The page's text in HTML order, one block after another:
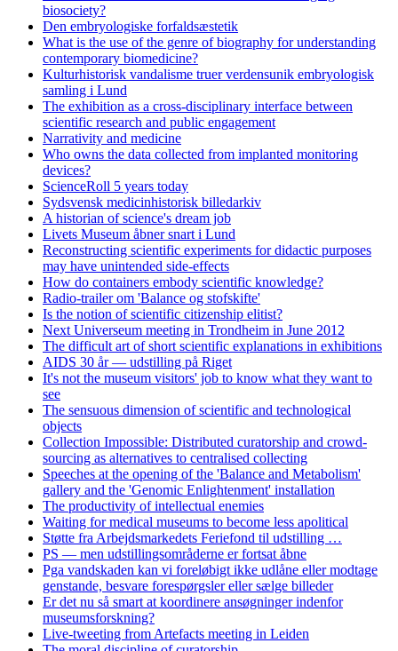
biosociety?
Den embryologiske forfaldsæstetik
What is the use of the genre of biography for understanding
contemporary biomedicine?
Kulturhistorisk vandalisme truer verdensunik embryologisk
samling i Lund
The exhibition as a cross-disciplinary interface between
scientific research and public engagement
Narrativity and medicine
Who owns the data collected from implanted monitoring
devices?
ScienceRoll 5 years today
Sydsvensk medicinhistorisk billedarkiv
A historian of science's dream job
Livets Museum åbner snart i Lund
Reconstructing scientific experiments for didactic purposes
may have unintended side-effects
How do containers embody scientific knowledge?
Radio-trailer om 'Balance og stofskifte'
Is the notion of scientific citizenship elitist?
Next Universeum meeting in Trondheim in June 2012
The difficult art of short scientific explanations in exhibitions
AIDS 30 år — udstilling på Riget
It's not the museum visitors' job to know what they want to
see
The sensuous dimension of scientific and technological
objects
Collection Impossible: Distributed curatorship and crowd-
sourcing as alternatives to centralised collecting
Speeches at the opening of the 'Balance and Metabolism'
gallery and the 'Genomic Enlightenment' installation
The productivity of intellectual enemies
Waiting for medical museums to become less apolitical
Støtte fra Arbejdsmarkedets Feriefond til udstilling …
PS — men udstillingsområderne er fortsat åbne
Pga vandskaden kan vi foreløbigt ikke udlåne eller modtage
genstande, besvare forespørgsler eller sælge billeder
Er det nu så smart at koordinere ansøgninger indenfor
museumsforskning?
Live-tweeting from Artefacts meeting in Leiden